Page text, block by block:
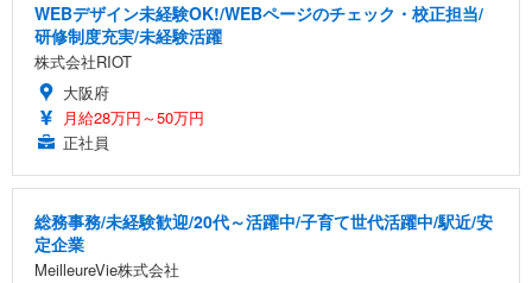
WEBデザイン未経験OK!/WEBページのチェック・校正担当/
研修制度充実/未経験活躍
株式会社RIOT
大阪府
月給28万円～50万円
正社員
総務事務/未経験歓迎/20代～活躍中/子育て世代活躍中/駅近/安
定企業
MeilleureVie株式会社